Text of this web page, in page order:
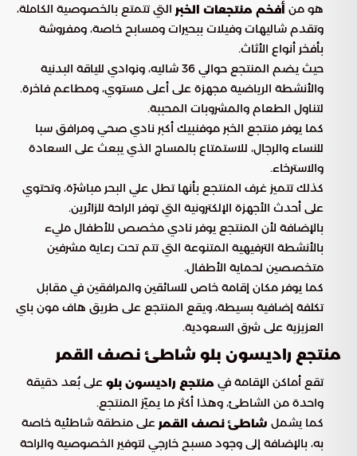
هو من أفخم منتجعات الخبر التي تتمتع بالخصوصية الكاملة،
وتقدم شاليهات وفيلات ببحيرات ومسابح خاصة، ومفروشة
بأفخر أنواع الأثاث.
حيث يضم المنتجع حوالي 36 شاليه، ونوادي للياقة البدنية
والأنشطة الرياضية مجهزة على أعلى مستوي، ومطاعم فاخرة.
لتناول الطعام والمشروبات المحببة.
كما يوفر منتجع الخبر موفنبيك أكبر نادي صحي ومرافق سبا
للنساء والرجال، للاستمتاع بالمساج الذي يبعث على السعادة
والاسترخاء.
كذلك تتميز غرف المنتجع بأنها تطل علي البحر مباشرًة، وتحتوي
على أحدث الأجهزة الإلكترونية التي توفر الراحة للزائرين.
بالإضافة لأن المنتجع يوفر نادي مخصص للأطفال مليء
بالأنشطة الترفيهية المتنوعة التي تتم تحت رعاية مشرفين
متخصصين لحماية الأطفال.
كما يوفر مكان إقامة خاص للسائقين والمرافقين في مقابل
تكلفة إضافية بسيطة، ويقع المنتجع على طريق هاف مون باي
العزيزية على شرق السعودية.
منتجع راديسون بلو شاطئ نصف القمر
تقع أماكن الإقامة في منتجع راديسون بلو على بُعد دقيقة
واحدة من الشاطئ، وهذا أكثر ما يميّز المنتجع.
كما يشمل شاطئ نصف القمر على منطقة شاطئية خاصة
به، بالإضافة إلى وجود مسبح خارجي لتوفير الخصوصية والراحة